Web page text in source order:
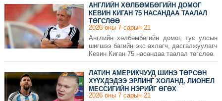
АНГЛИЙН ХӨЛБӨМБӨГИЙН ДОМОГ
КЕВИН КИГАН 75 НАСАНДАА ТААЛАЛ
ТӨГСЛӨӨ
2026 оны 7 сарын 21
Английн хөлбөмбөгийн домог, тус улсын
шигшээ багийн экс ахлагч, дасгалжуулагч
Кевин Киган 75 насандаа таалал төгслөө.
ЛАТИН АМЕРИКЧУУД ШИНЭ ТӨРСӨН
ХҮҮХДЭДЭЭ ЭРЛИНГ ХОЛАНД, ЛИОНЕЛ
МЕССИГИЙН НЭРИЙГ ӨГӨХ
ТОХИОЛДОЛ ОГЦОМ НЭМЭГДЖЭЭ
2026 оны 7 сарын 21